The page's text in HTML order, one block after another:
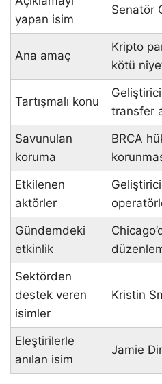
yapan isim
Senatör
Ana amaç
Kripto
kötü
Tartışmalı konu
transfer
Savunulan
koruma
BRCA
Etkilenen
aktörler
Gündemdeki
etkinlik
Sektörden
destek veren
isimler
Kristin
Eleştirilerle
anılan isim
Jamie